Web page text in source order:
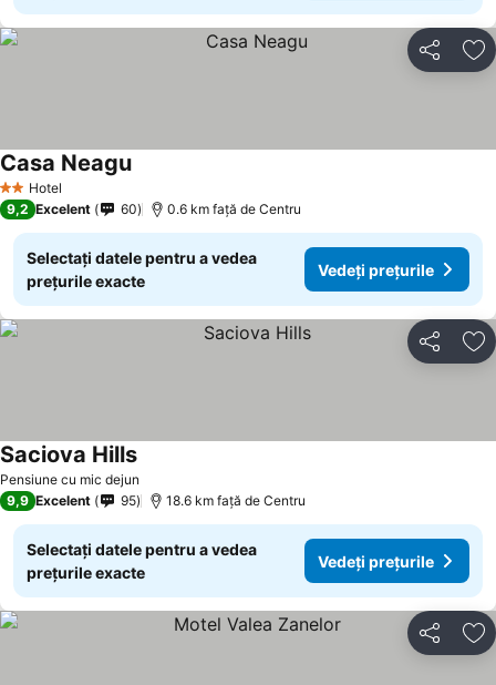
Distribuiți
2 SteleHotel
Casa NeaguVedeți prețurile
9,2 Excelent 60 0.6 km faţă de Centru
Selectați datele pentru a vedea
prețurile exacte
Vedeți prețurile
Distribuiți
Pensiune cu mic dejun
Saciova HillsVedeți prețurile
9,9 Excelent 95 18.6 km faţă de Centru
Selectați datele pentru a vedea
prețurile exacte
Vedeți prețurile
Distribuiți